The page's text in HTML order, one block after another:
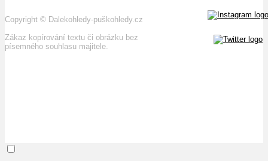
Copyright © Dalekohledy-puškohledy.cz
Zákaz kopírování textu či obrázku bez
písemného souhlasu majitele.